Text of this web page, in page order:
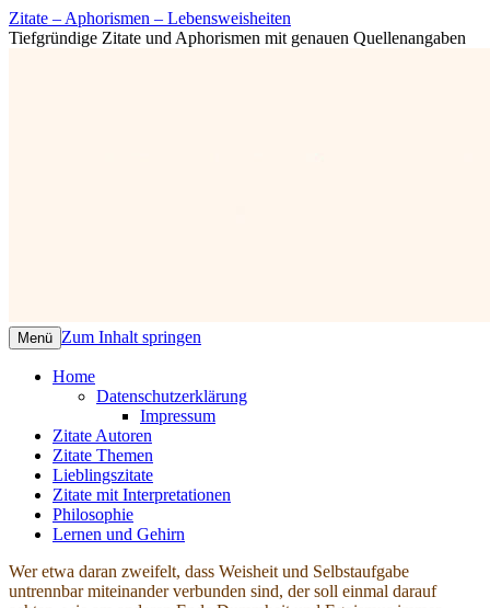
Zitate – Aphorismen – Lebensweisheiten
Tiefgründige Zitate und Aphorismen mit genauen Quellenangaben
Menü Zum Inhalt springen
Home
Datenschutzerklärung
Impressum
Zitate Autoren
Zitate Themen
Lieblingszitate
Zitate mit Interpretationen
Philosophie
Lernen und Gehirn
Wer etwa daran zweifelt, dass Weisheit und Selbstaufgabe
untrennbar miteinander verbunden sind, der soll einmal darauf